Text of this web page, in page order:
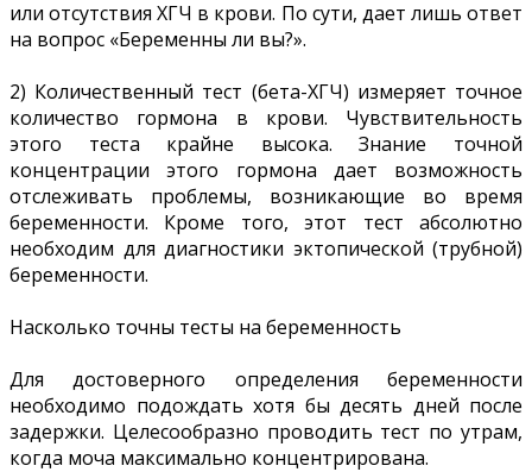
или отсутствия ХГЧ в крови. По сути, дает лишь ответ
на вопрос «Беременны ли вы?».
2) Количественный тест (бета-ХГЧ) измеряет точное
количество гормона в крови. Чувствительность
этого теста крайне высока. Знание точной
концентрации этого гормона дает возможность
отслеживать проблемы, возникающие во время
беременности. Кроме того, этот тест абсолютно
необходим для диагностики эктопической (трубной)
беременности.
Насколько точны тесты на беременность
Для достоверного определения беременности
необходимо подождать хотя бы десять дней после
задержки. Целесообразно проводить тест по утрам,
когда моча максимально концентрирована.